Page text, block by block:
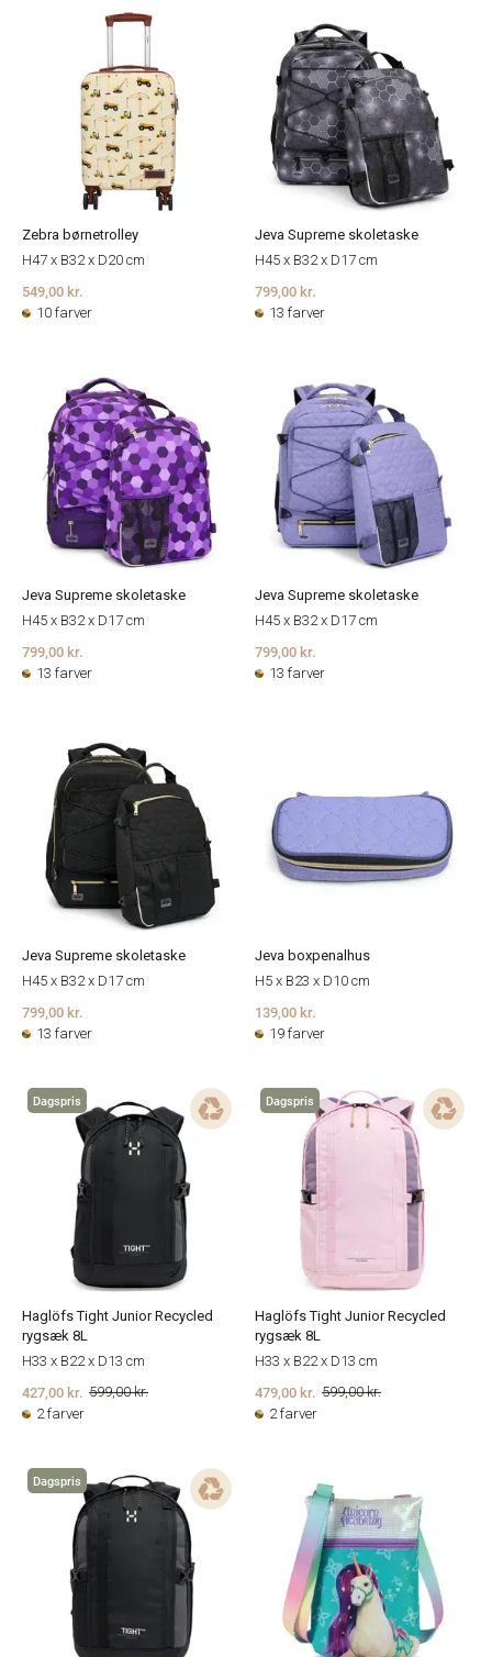
Zebra børnetrolley
H47 x B32 x D20 cm
549,00 kr.
10 farver
Jeva Supreme skoletaske
H45 x B32 x D17 cm
799,00 kr.
13 farver
Jeva Supreme skoletaske
H45 x B32 x D17 cm
799,00 kr.
13 farver
Jeva Supreme skoletaske
H45 x B32 x D17 cm
799,00 kr.
13 farver
Jeva Supreme skoletaske
H45 x B32 x D17 cm
799,00 kr.
13 farver
Jeva boxpenalhus
H5 x B23 x D10 cm
139,00 kr.
19 farver
Dagspris
Haglöfs Tight Junior Recycled
rygsæk 8L
H33 x B22 x D13 cm
599,00 kr.
427,00 kr.
2 farver
Dagspris
Haglöfs Tight Junior Recycled
rygsæk 8L
H33 x B22 x D13 cm
599,00 kr.
479,00 kr.
2 farver
Dagspris